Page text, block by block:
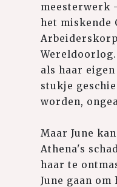
meesterwerk
het miskende
als haar
stukje
worden,
Maar June
Athena's
haar te
June gaan om